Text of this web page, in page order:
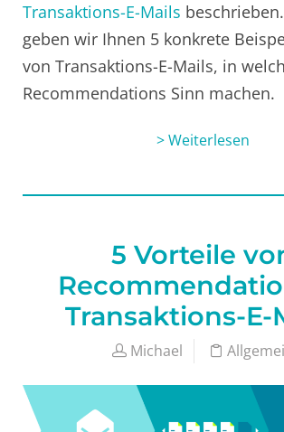
Transaktions-E-Mails
geben wir Ihnen 5 konkrete
von Transaktions-E-Mails, in
Recommendations Sinn machen.
> Weiterlesen
5 Vorteile
Transaktions-E-
Michael